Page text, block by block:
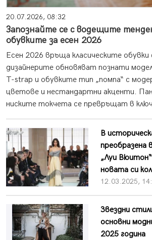
20.07.2026, 08:32
Запознайте се с водещите
обувките за есен 2026
Есен 2026 връща класическите обувки
дизайнерите обновяват познати
T-strap и обувките тип „помпа“ с
цветове и нестандартни акценти.
ниските токчета се превръщат в
В
преобразена
„Луи
новата си
12.03.2025,
Звездни
основни
2025 година